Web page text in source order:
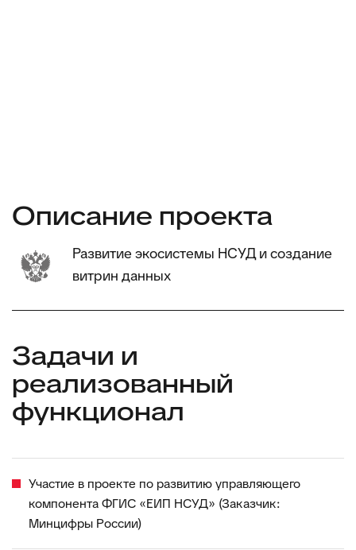
Описание проекта
Развитие экосистемы НСУД и создание
витрин данных
Задачи и
реализованный
функционал
Участие в проекте по развитию управляющего
компонента ФГИС «ЕИП НСУД» (Заказчик:
Минцифры России)